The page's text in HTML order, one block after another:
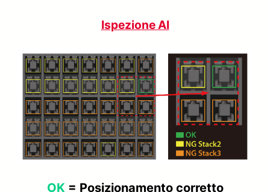
Ispezione AI
OK= Posizionamento corretto